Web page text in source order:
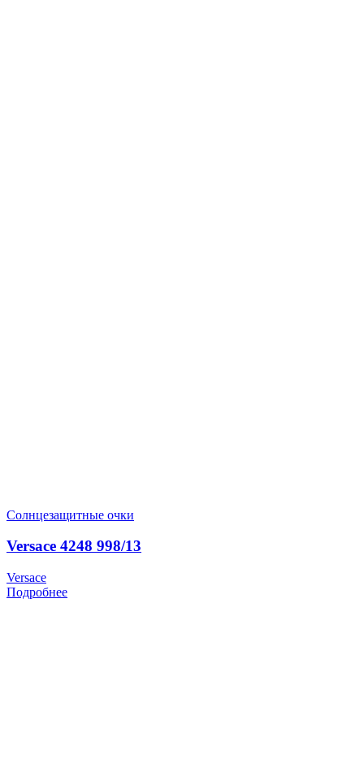
Солнцезащитные очки
Versace 4248 998/13
Versace
Подробнее